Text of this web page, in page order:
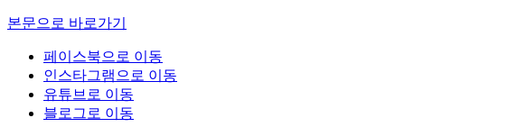
본문으로 바로가기
페이스북으로 이동
인스타그램으로 이동
유튜브로 이동
블로그로 이동